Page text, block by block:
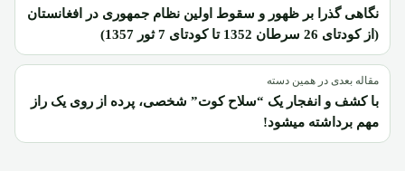
نگاهی گذرا بر ظهور و سقوط اولین نظام جمهوری در افغانستان
(از کودتای 26 سرطان 1352 تا کودتای 7 ثور 1357)
مقاله بعدی در همین دسته
با کشف و انفجار یک “سلاح کوت” شخصی، پرده از روی یک راز
مهم برداشته میشود!